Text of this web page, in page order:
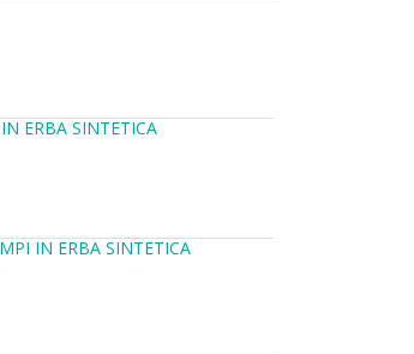
ERBA SINTETICA
IN ERBA SINTETICA